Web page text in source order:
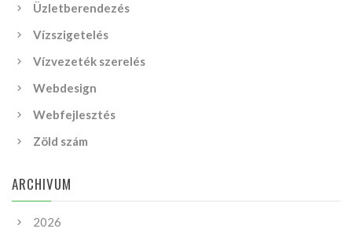
Üzletberendezés
Vízszigetelés
Vízvezeték szerelés
Webdesign
Webfejlesztés
Zöld szám
ARCHIVUM
2026